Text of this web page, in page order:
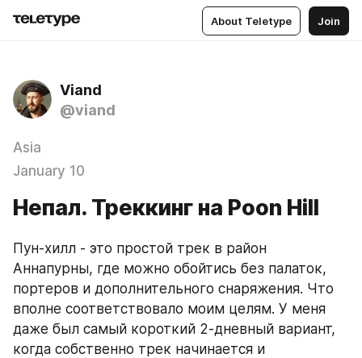
About Teletype Join
Viand
@viand
Asia
January 10
Непал. Треккинг на Poon Hill
Пун-хилл - это простой трек в район
Аннапурны, где можно обойтись без палаток,
портеров и дополнительного снаряжения. Что
вполне соответствовало моим целям. У меня
даже был самый короткий 2-дневный вариант,
когда собственно трек начинается и